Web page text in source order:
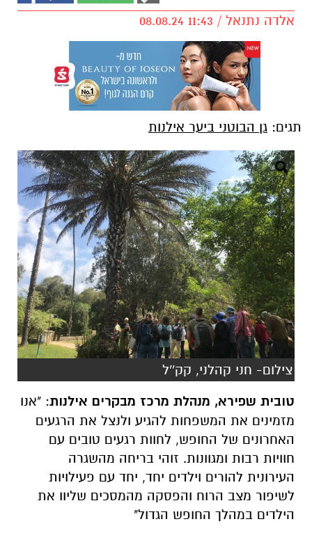
אלדה נתנאל / 11:43 08.08.24
תגים: גן הבוטני ביער אילנות
צילום- חני קהלני, קק''ל
טובית שפירא, מנהלת מרכז מבקרים אילנות: "אנו
מזמינים את המשפחות להגיע ולנצל את הרגעים
האחרונים של החופש, לחוות רגעים טובים עם
חוויות רבות ומגוונות. זוהי בריחה מהשגרה
העירונית להורים וילדים יחד, יחד עם פעילויות
לשיפור מצב הרוח והפסקה מהמסכים שליוו את
הילדים במהלך החופש הגדול"